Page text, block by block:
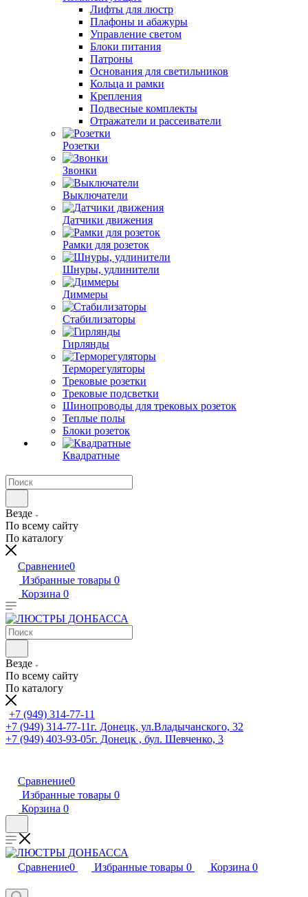
Лифты для люстр
Плафоны и абажуры
Управление светом
Блоки питания
Патроны
Основания для светильников
Кольца и рамки
Крепления
Подвесные комплекты
Отражатели и рассеиватели
Розетки
Звонки
Выключатели
Датчики движения
Рамки для розеток
Шнуры, удлинители
Диммеры
Стабилизаторы
Гирлянды
Терморегуляторы
Трековые розетки
Трековые подсветки
Шинопроводы для трековых розеток
Теплые полы
Блоки розеток
Квадратные
Везде
По всему сайту
По каталогу
Сравнение0
Избранные товары 0
Корзина 0
Везде
По всему сайту
По каталогу
+7 (949) 314-77-11
+7 (949) 314-77-11г. Донецк, ул.Владычанского, 32
+7 (949) 403-93-05г. Донецк , бул. Шевченко, 3
Сравнение0
Избранные товары 0
Корзина 0
Сравнение0 Избранные товары 0 Корзина 0